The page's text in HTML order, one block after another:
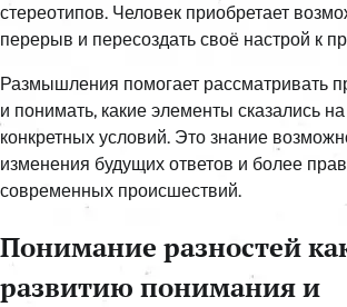
стереотипов. Человек приобретает
перерыв и пересоздать своё настрой к
Размышления помогает рассматривать
и понимать, какие элементы сказались
конкретных условий. Это знание
изменения будущих ответов и более
современных происшествий.
Понимание разностей
развитию понимания и